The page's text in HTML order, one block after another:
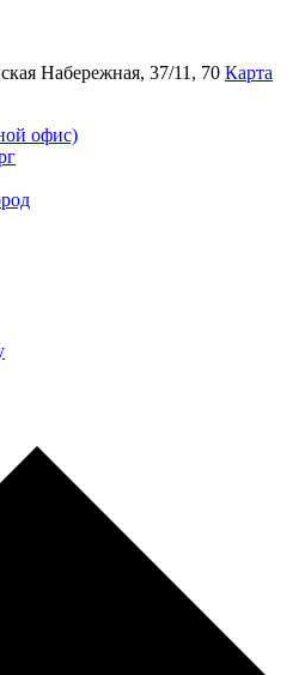
Набережная, 37/11, 70 Карта
офис)